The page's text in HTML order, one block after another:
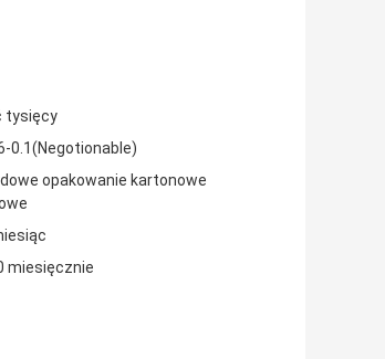
tysięcy
0.1(Negotionable)
opakowanie kartonowe
miesięcznie